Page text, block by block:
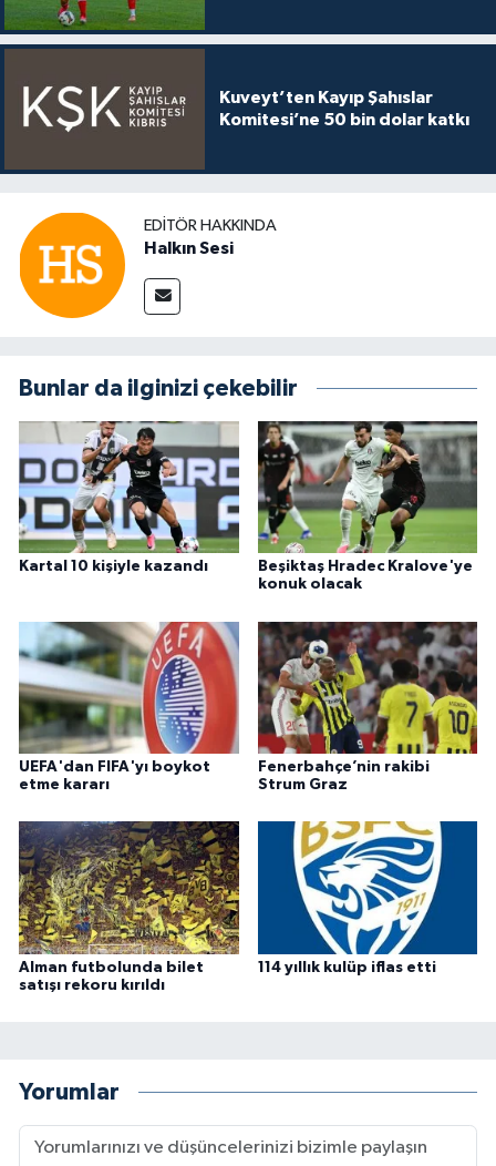
Kuveyt’ten Kayıp Şahıslar
Komitesi’ne 50 bin dolar katkı
EDITÖR HAKKINDA
Halkın Sesi
Bunlar da ilginizi çekebilir
Kartal 10 kişiyle kazandı
Beşiktaş Hradec Kralove'ye
konuk olacak
UEFA'dan FIFA'yı boykot
etme kararı
Fenerbahçe’nin rakibi
Strum Graz
Alman futbolunda bilet
satışı rekoru kırıldı
114 yıllık kulüp iflas etti
Yorumlar